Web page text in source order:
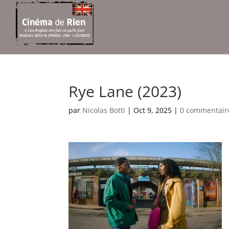
Rye Lane (2023)
par Nicolas Botti |Oct 9, 2025 |0